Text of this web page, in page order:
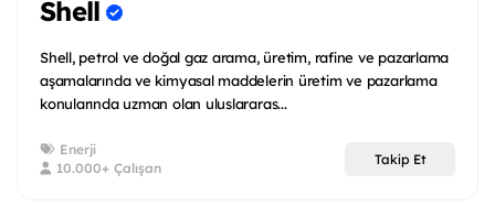
Shell
Shell, petrol ve doğal gaz arama, üretim, rafine ve pazarlama
aşamalarında ve kimyasal maddelerin üretim ve pazarlama
konularında uzman olan uluslararas...
Enerji
10.000+ Çalışan
Takip Et